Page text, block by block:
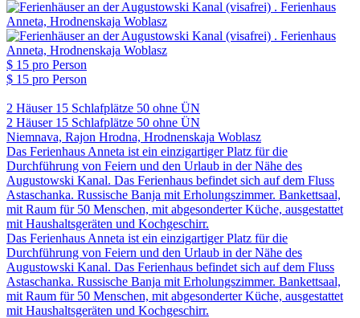
$ 15 pro Person
$ 15 pro Person
2 Häuser 15 Schlafplätze 50 ohne ÜN
2 Häuser 15 Schlafplätze 50 ohne ÜN
Niemnava, Rajon Hrodna, Hrodnenskaja Woblasz
Das Ferienhaus Anneta ist ein einzigartiger Platz für die
Durchführung von Feiern und den Urlaub in der Nähe des
Augustowski Kanal. Das Ferienhaus befindet sich auf dem Fluss
Astaschanka. Russische Banja mit Erholungszimmer. Bankettsaal,
mit Raum für 50 Menschen, mit abgesonderter Küche, ausgestattet
mit Haushaltsgeräten und Kochgeschirr.
Das Ferienhaus Anneta ist ein einzigartiger Platz für die
Durchführung von Feiern und den Urlaub in der Nähe des
Augustowski Kanal. Das Ferienhaus befindet sich auf dem Fluss
Astaschanka. Russische Banja mit Erholungszimmer. Bankettsaal,
mit Raum für 50 Menschen, mit abgesonderter Küche, ausgestattet
mit Haushaltsgeräten und Kochgeschirr.